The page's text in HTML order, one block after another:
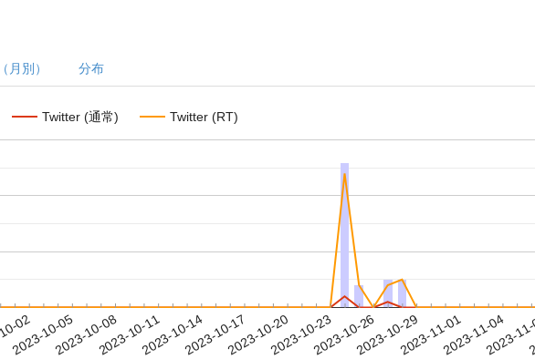
月別） 分布
Twitter (通常) Twitter (RT)
02
2023-10-052023-10-082023-10-112023-10-142023-10-172023-10-202023-10-232023-10-262023-10-292023-11-012023-11-04
2023-